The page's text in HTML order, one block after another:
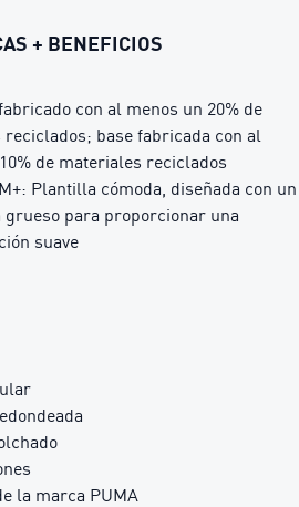
+ BENEFICIOS
con al menos un 20% de
base fabricada con al
de materiales reciclados
Plantilla cómoda, diseñada con un
para proporcionar una
suave
la marca PUMA